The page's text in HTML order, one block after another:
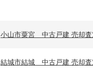
小山市粟宮 中古戸建 売却査
結城市結城 中古戸建 売却査